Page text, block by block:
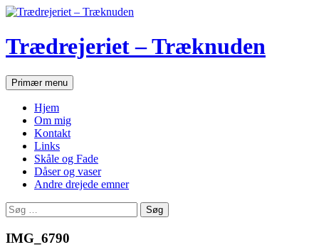
Hop
indhold
Trædrejeriet – Træknuden
SøgPrimær menu
Hjem
Om mig
Kontakt
Links
Skåle og Fade
Dåser og vaser
Andre drejede emner
Søg
efter:
IMG_6790